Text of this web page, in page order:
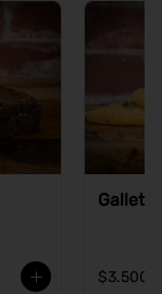
Galletas
$3.500